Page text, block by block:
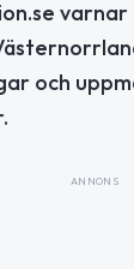
och
ANNONS